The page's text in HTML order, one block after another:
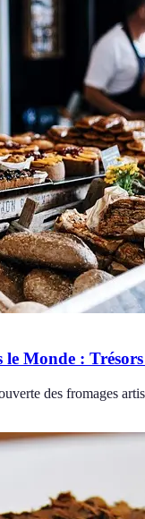
Monde :
des fromages